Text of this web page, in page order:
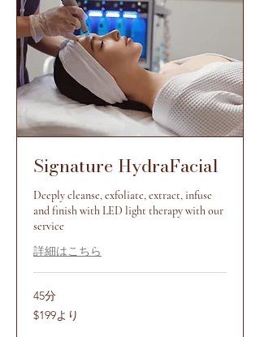
Signature HydraFacial
Deeply cleanse, exfoliate, extract, infuse
and finish with LED light therapy with our
service
詳細はこちら
45分
199
米
$199より